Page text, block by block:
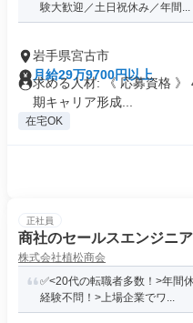
験大歓迎／土日祝休み／年間...
岩手県宮古市
月給29万9700円以上
求める人材: 《 応募資格
期キャリア形成...
在宅OK
正社員
商社のセールスエンジニア
株式会社植松商会
✅<20代の転職者多数！>年間
経験不問！>上場企業でワ...